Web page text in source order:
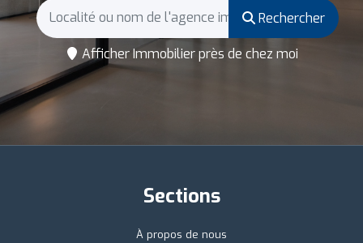
Rechercher
Afficher Immobilier près de chez moi
Sections
À propos de nous